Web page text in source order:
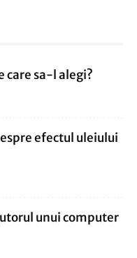
care sa-l alegi?
efectul uleiului
unui computer